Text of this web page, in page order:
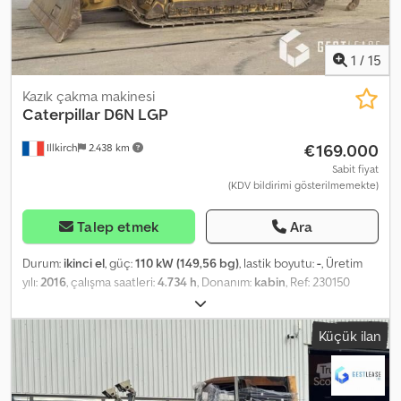
1 / 15
Illkirch 2.438 km
Kazık çakma makinesi
Caterpillar D6N LGP
€169.000
Sabit fiyat
(KDV bildirimi gösterilmemekte)
Talep etmek Ara
Durum: ikinci el, güç:110 kW (149,56 bg), lastik boyutu:-, Üretim
yılı:2016, çalışma saatleri:4.734 h, Donanım: kabin, Ref: 230150
Reference: 230150 Type: Bulldozer Brand / Model: CATERPILLAR
D6N LGP Year of commissioning: 2016 Mileage: 13,200 Operating
hours: 4,734 Weight: 18 t Power: 132 kW Equipment: - Current
blade edge height: 42 mm (worn at 27%) - New blade edge height:
57 mm - Centralized lubrication - 3D GPS pre-equipment - 6-way
foldable VPAT blade - Ripper - Air conditioning Price excludes VAT.
Küçük ilan